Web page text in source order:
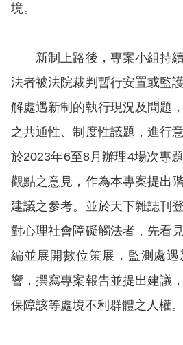
言
回
首
頁
網
站
導
覽
境。
新制上路後，專案小組持續
法者被法院裁判暫行安置或監
解處遇新制的執行現況及問題
之共通性、制度性議題，進行
於2023年6至8月辦理4場次專
觀點之意見，作為本專案提出
建議之參考。並於天下雜誌刊
對心理社會障礙觸法者，先看
編並展開數位策展，監測處
響，撰寫專案報告並提出建議
保障該等處境不利群體之人權。